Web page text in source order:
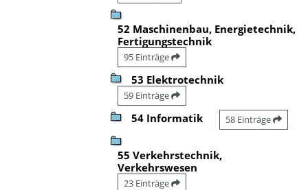
52 Maschinenbau, Energietechnik,
Fertigungstechnik
95 Einträge
53 Elektrotechnik
59 Einträge
54 Informatik 58 Einträge
55 Verkehrstechnik,
Verkehrswesen
23 Einträge